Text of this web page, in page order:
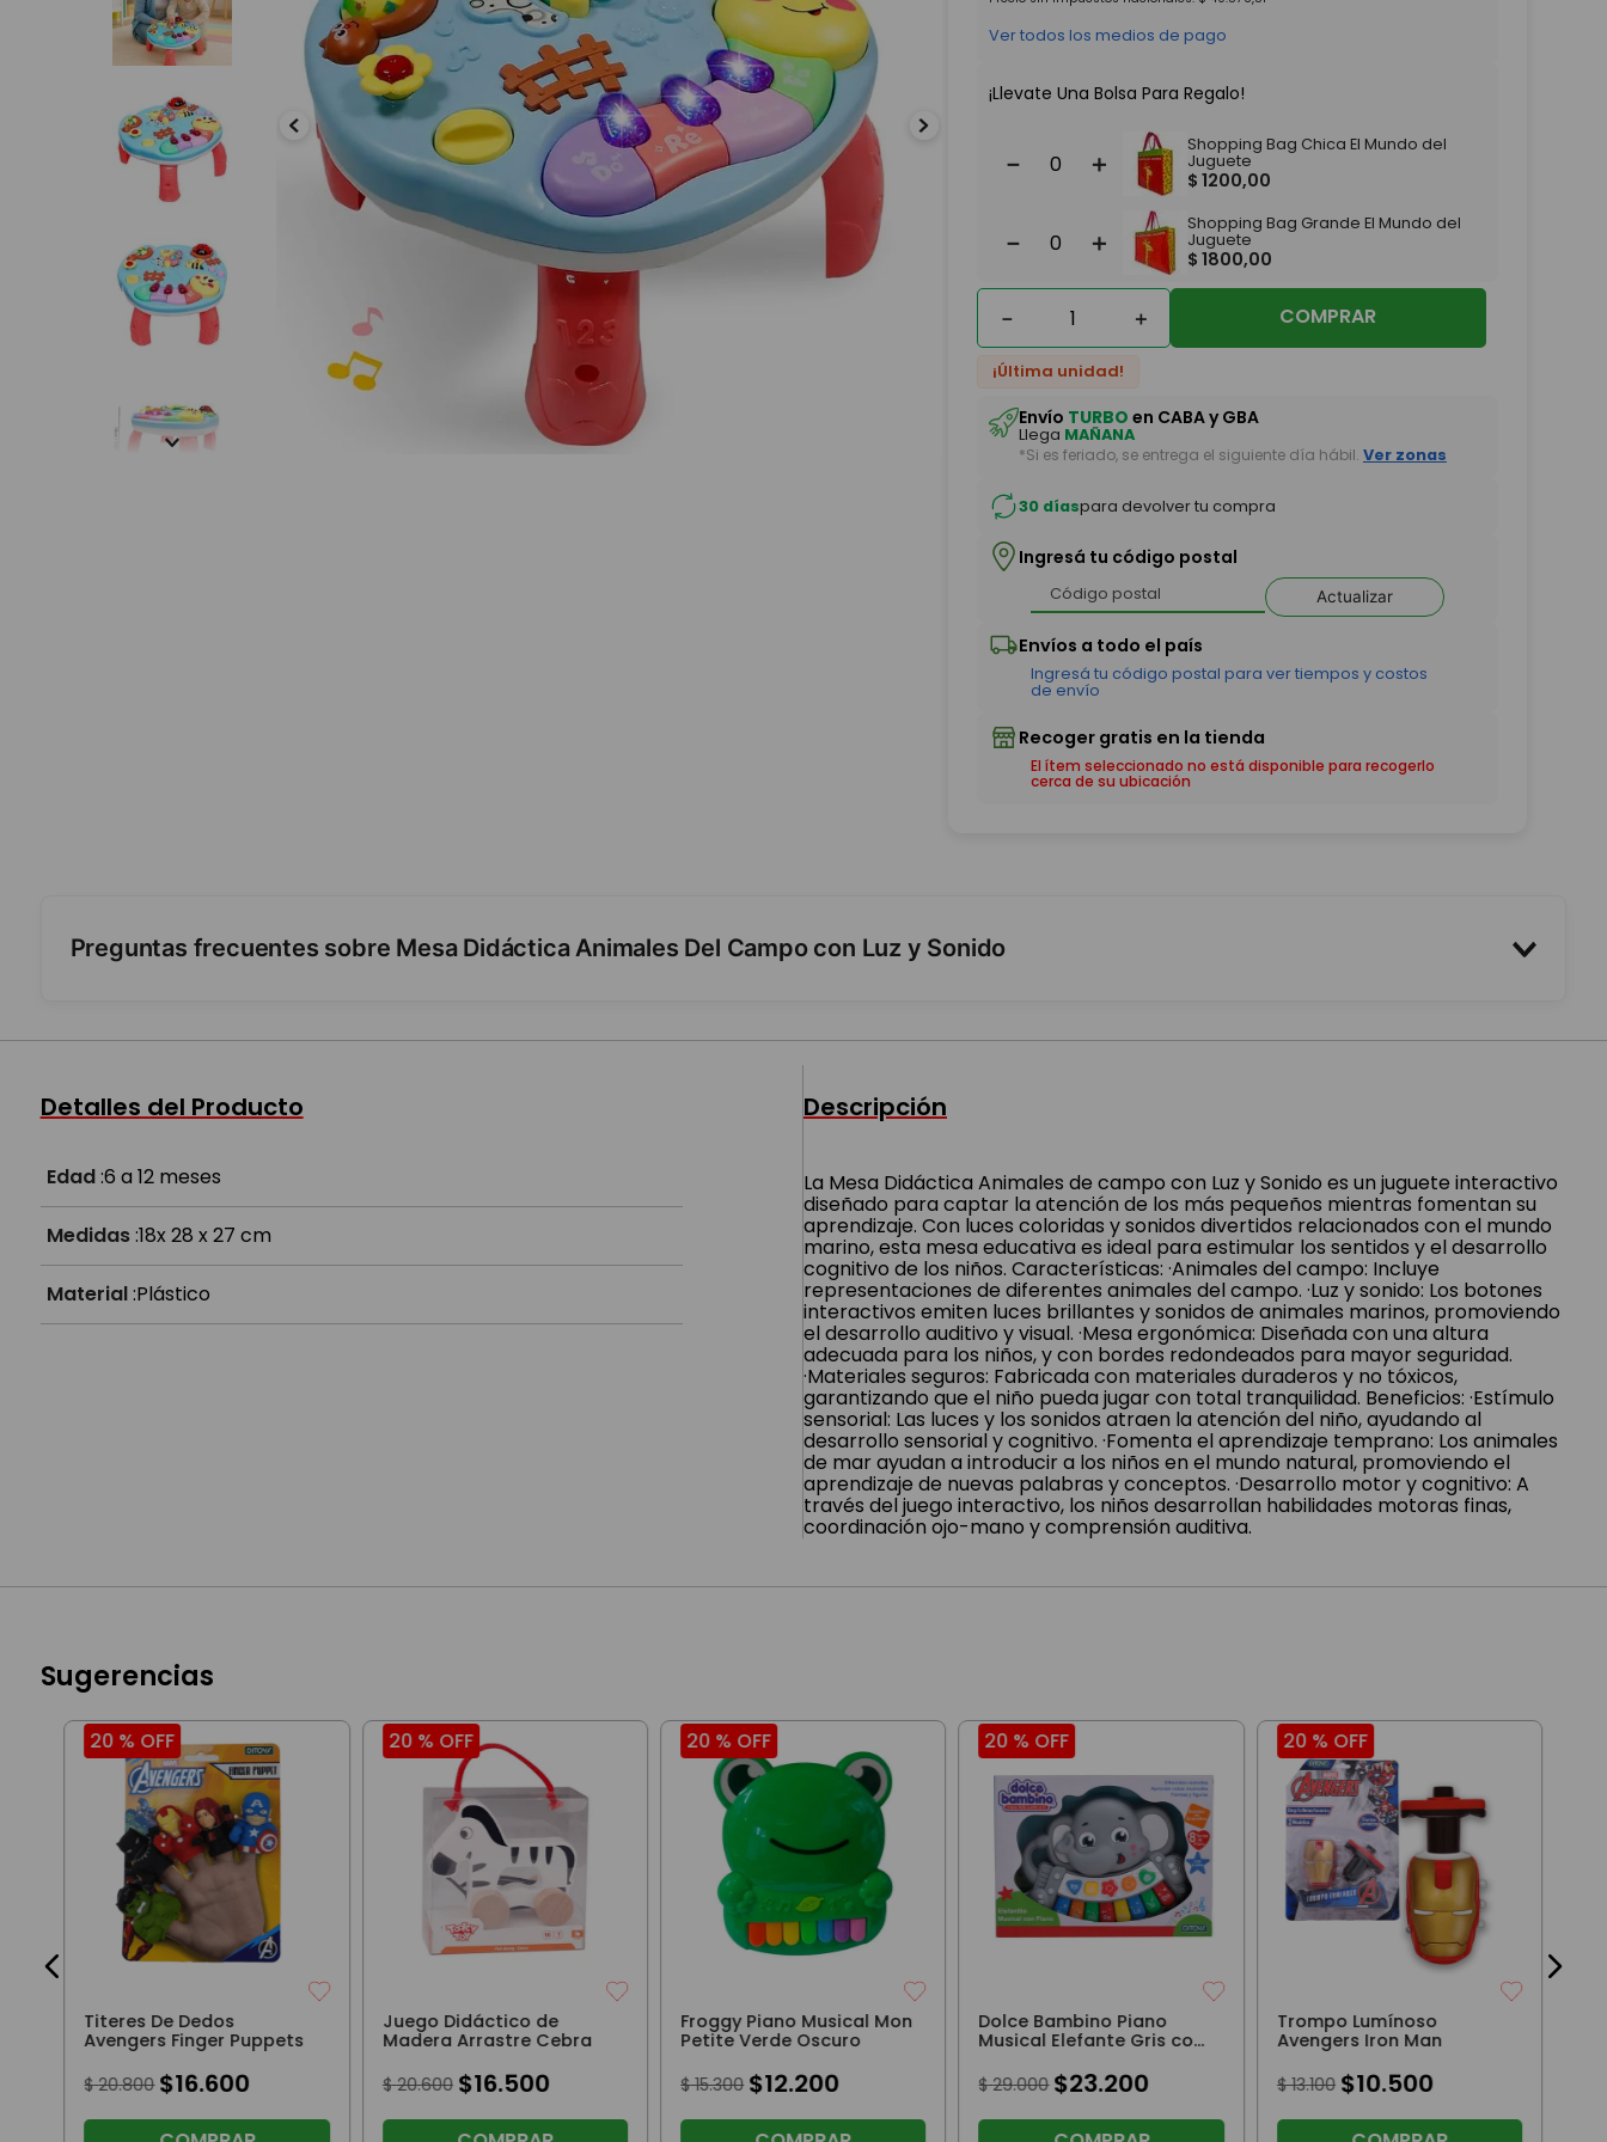
Ver todos los medios de pago
¡Llevate Una Bolsa Para Regalo!
＋
－
Shopping Bag Chica El Mundo del
Juguete
$ 1200,00
＋
－
Shopping Bag Grande El Mundo del
Juguete
$ 1800,00
＋
－ COMPRAR
¡Última unidad!
Envío TURBO en CABA y GBA
Llega MAÑANA
*Si es feriado, se entrega el siguiente día hábil. Ver zonas
30 díaspara devolver tu compra
Ingresá tu código postal
Actualizar
El ítem seleccionado no está disponible para recogerlo
cerca de su ubicación
Preguntas frecuentes sobre Mesa Didáctica Animales Del Campo con Luz y Sonido
¿Para qué edad es?
Detalles del Producto
Edad:6 a 12 meses
Medidas:18x 28 x 27 cm
Material:Plástico
Descripción
La Mesa Didáctica Animales de campo con Luz y Sonido es un juguete interactivo
diseñado para captar la atención de los más pequeños mientras fomentan su
aprendizaje. Con luces coloridas y sonidos divertidos relacionados con el mundo
marino, esta mesa educativa es ideal para estimular los sentidos y el desarrollo
cognitivo de los niños. Características: ·Animales del campo: Incluye
representaciones de diferentes animales del campo. ·Luz y sonido: Los botones
interactivos emiten luces brillantes y sonidos de animales marinos, promoviendo
el desarrollo auditivo y visual. ·Mesa ergonómica: Diseñada con una altura
adecuada para los niños, y con bordes redondeados para mayor seguridad.
·Materiales seguros: Fabricada con materiales duraderos y no tóxicos,
garantizando que el niño pueda jugar con total tranquilidad. Beneficios: ·Estímulo
sensorial: Las luces y los sonidos atraen la atención del niño, ayudando al
desarrollo sensorial y cognitivo. ·Fomenta el aprendizaje temprano: Los animales
de mar ayudan a introducir a los niños en el mundo natural, promoviendo el
aprendizaje de nuevas palabras y conceptos. ·Desarrollo motor y cognitivo: A
través del juego interactivo, los niños desarrollan habilidades motoras finas,
coordinación ojo-mano y comprensión auditiva.
Sugerencias
20 % OFF
Titeres De Dedos
Avengers Finger Puppets
$ 20.800 $16.600
20 % OFF
Juego Didáctico de
Madera Arrastre Cebra
$ 20.600 $16.500
20 % OFF
Froggy Piano Musical Mon
Petite Verde Oscuro
$ 15.300 $12.200
20 % OFF
Dolce Bambino Piano
Musical Elefante Gris con
$ 29.000 $23.200
20 % OFF
Trompo Lumínoso
Avengers Iron Man
$ 13.100 $10.500